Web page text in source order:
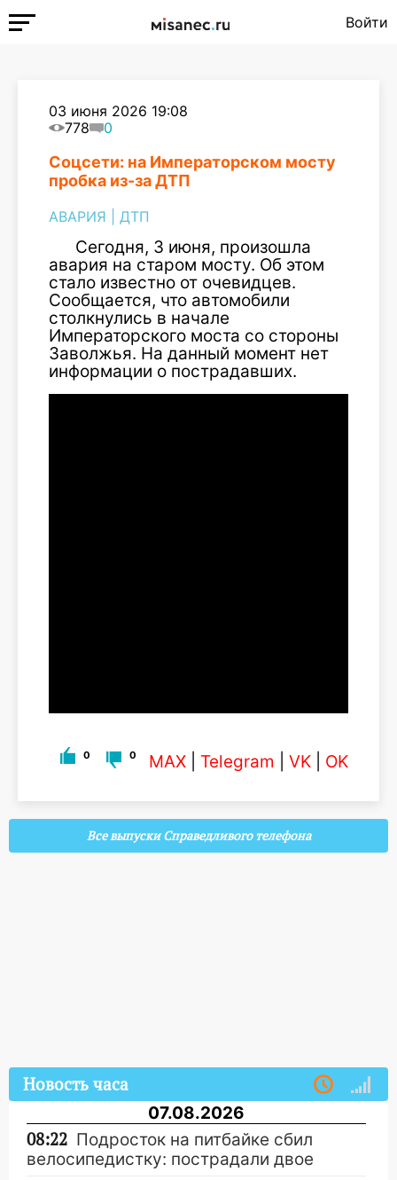
Войти
03 июня 2026 19:08
778
0
Соцсети: на Императорском мосту
пробка из-за ДТП
АВАРИЯ ДТП
Сегодня, 3 июня, произошла
авария на старом мосту. Об этом
стало известно от очевидцев.
Сообщается, что автомобили
столкнулись в начале
Императорского моста со стороны
Заволжья. На данный момент нет
информации о пострадавших.
0 0 MAX Telegram VK OK
Все выпуски Справедливого телефона
Новость часа
07.08.2026
08:22 Подросток на питбайке сбил
велосипедистку: пострадали двое